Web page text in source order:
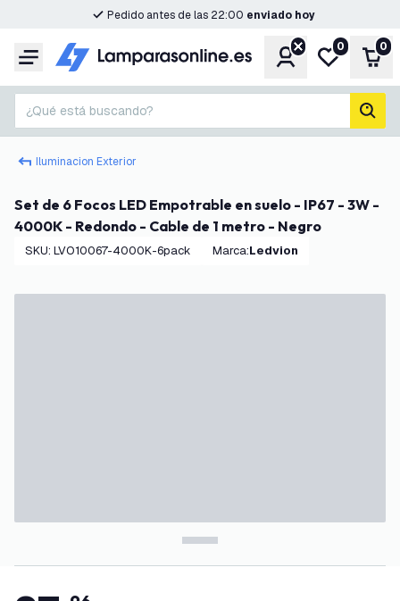
Pedido antes de las 22:00 enviado hoy
Menú CuentaMi lista de
0 0
¿Qué está buscando?
Iluminacion Exterior
Set de 6 Focos LED Empotrable en suelo - IP67 - 3W -
4000K - Redondo - Cable de 1 metro - Negro
SKU: LVO10067-4000K-6pack Marca: Ledvion